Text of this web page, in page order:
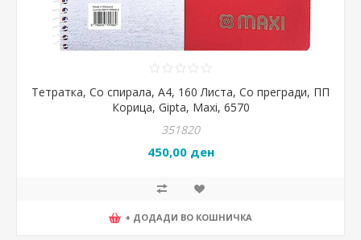
Тетратка, Со спирала, А4, 160 Листа, Со прегради, ПП
Корица, Gipta, Maxi, 6570
351820
450,00 ден
+ ДОДАДИ ВО КОШНИЧКА